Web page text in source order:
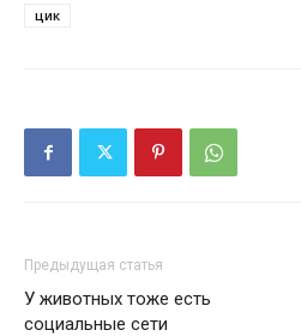
цик
Предыдущая статья
У животных тоже есть
социальные сети